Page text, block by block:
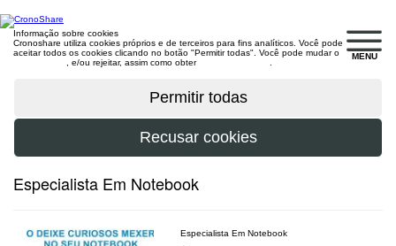
MENU
Informação sobre cookies
Cronoshare utiliza cookies próprios e de terceiros para fins analíticos. Você pode
aceitar todos os cookies clicando no botão "Permitir todas". Você pode mudar o
, e/ou rejeitar, assim como obter
Especialista Em Notebook
Especialista Em Notebook